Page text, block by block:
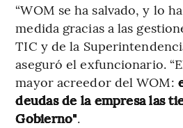
“WOM se ha salvado, y lo
medida gracias a las
TIC y de la
aseguró el exfuncionario.
mayor acreedor del WOM:
deudas de la empresa las
Gobierno".